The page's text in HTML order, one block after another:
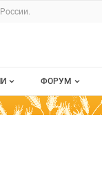
grainboard.ru
компаний
ФОРУМ
Все темы